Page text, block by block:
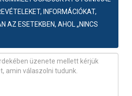
INFORMÁCIÓKAT,
AZ ESETEKBEN, AHOL „NINCS